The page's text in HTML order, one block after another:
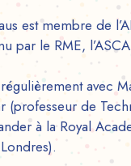
est membre de
par le RME,
avec
(professeur de
à la Royal